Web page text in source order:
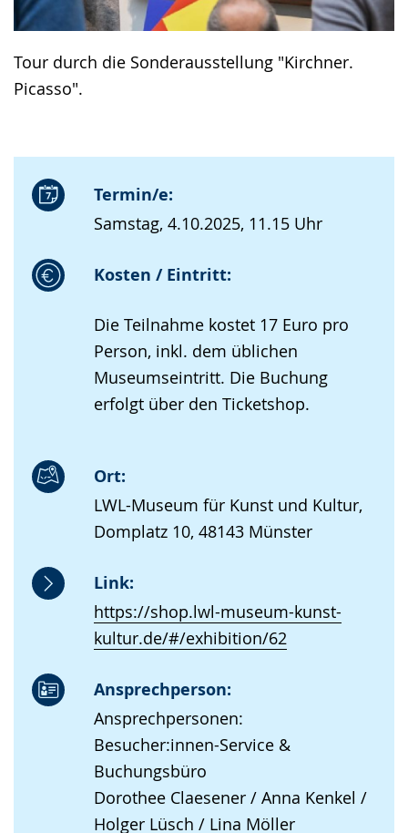
Tour durch die Sonderausstellung "Kirchner.
Picasso".
Termin/e:
Samstag, 4.10.2025, 11.15 Uhr
Kosten / Eintritt:
Die Teilnahme kostet 17 Euro pro
Person, inkl. dem üblichen
Museumseintritt. Die Buchung
erfolgt über den Ticketshop.
Ort:
LWL-Museum für Kunst und Kultur,
Domplatz 10, 48143 Münster
Link:
https://shop.lwl-museum-kunst-
kultur.de/#/exhibition/62
Ansprechperson:
Ansprechpersonen:
Besucher:innen-Service &
Buchungsbüro
Dorothee Claesener / Anna Kenkel /
Holger Lüsch / Lina Möller